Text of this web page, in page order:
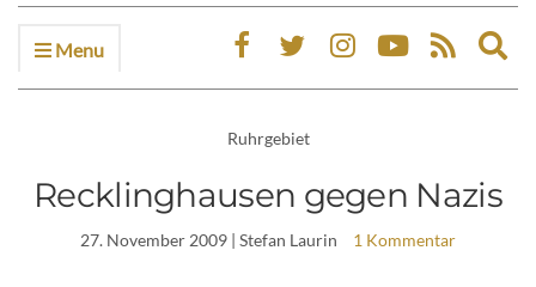
Menu
Ruhrgebiet
Recklinghausen gegen Nazis
27. November 2009 | Stefan Laurin 1 Kommentar